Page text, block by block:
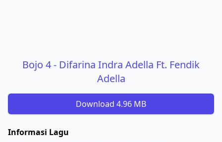
Bojo 4 - Difarina Indra Adella Ft. Fendik
Adella
Download 4.96 MB
Informasi Lagu